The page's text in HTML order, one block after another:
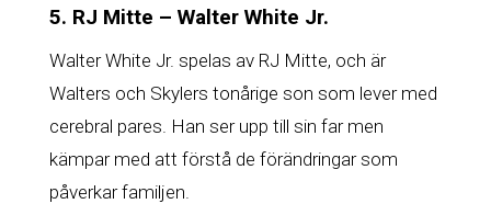
5. RJ Mitte – Walter White Jr.
Walter White Jr. spelas av RJ Mitte, och är
Walters och Skylers tonårige son som lever med
cerebral pares. Han ser upp till sin far men
kämpar med att förstå de förändringar som
påverkar familjen.